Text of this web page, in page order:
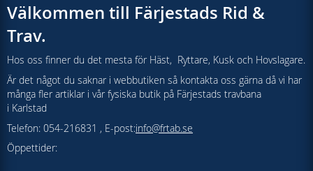
Välkommen till Färjestads Rid &
Trav.
Hos oss finner du det mesta för Häst, Ryttare, Kusk och Hovslagare.
Är det något du saknar i webbutiken så kontakta oss gärna då vi har
många fler artiklar i vår fysiska butik på Färjestads travbana
i Karlstad
Telefon: 054-216831 , E-post:info@frtab.se
Öppettider: